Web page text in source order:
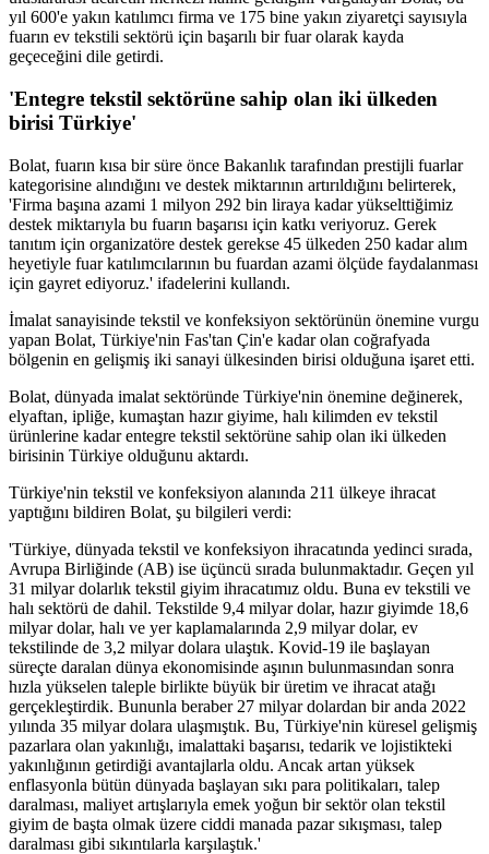
yıl 600'e yakın katılımcı firma ve 175 bine yakın ziyaretçi sayısıyla
fuarın ev tekstili sektörü için başarılı bir fuar olarak kayda
geçeceğini dile getirdi.
'Entegre tekstil sektörüne sahip olan iki ülkeden
birisi Türkiye'
Bolat, fuarın kısa bir süre önce Bakanlık tarafından prestijli fuarlar
kategorisine alındığını ve destek miktarının artırıldığını belirterek,
'Firma başına azami 1 milyon 292 bin liraya kadar yükselttiğimiz
destek miktarıyla bu fuarın başarısı için katkı veriyoruz. Gerek
tanıtım için organizatöre destek gerekse 45 ülkeden 250 kadar alım
heyetiyle fuar katılımcılarının bu fuardan azami ölçüde faydalanması
için gayret ediyoruz.' ifadelerini kullandı.
İmalat sanayisinde tekstil ve konfeksiyon sektörünün önemine vurgu
yapan Bolat, Türkiye'nin Fas'tan Çin'e kadar olan coğrafyada
bölgenin en gelişmiş iki sanayi ülkesinden birisi olduğuna işaret etti.
Bolat, dünyada imalat sektöründe Türkiye'nin önemine değinerek,
elyaftan, ipliğe, kumaştan hazır giyime, halı kilimden ev tekstil
ürünlerine kadar entegre tekstil sektörüne sahip olan iki ülkeden
birisinin Türkiye olduğunu aktardı.
Türkiye'nin tekstil ve konfeksiyon alanında 211 ülkeye ihracat
yaptığını bildiren Bolat, şu bilgileri verdi:
'Türkiye, dünyada tekstil ve konfeksiyon ihracatında yedinci sırada,
Avrupa Birliğinde (AB) ise üçüncü sırada bulunmaktadır. Geçen yıl
31 milyar dolarlık tekstil giyim ihracatımız oldu. Buna ev tekstili ve
halı sektörü de dahil. Tekstilde 9,4 milyar dolar, hazır giyimde 18,6
milyar dolar, halı ve yer kaplamalarında 2,9 milyar dolar, ev
tekstilinde de 3,2 milyar dolara ulaştık. Kovid-19 ile başlayan
süreçte daralan dünya ekonomisinde aşının bulunmasından sonra
hızla yükselen taleple birlikte büyük bir üretim ve ihracat atağı
gerçekleştirdik. Bununla beraber 27 milyar dolardan bir anda 2022
yılında 35 milyar dolara ulaşmıştık. Bu, Türkiye'nin küresel gelişmiş
pazarlara olan yakınlığı, imalattaki başarısı, tedarik ve lojistikteki
yakınlığının getirdiği avantajlarla oldu. Ancak artan yüksek
enflasyonla bütün dünyada başlayan sıkı para politikaları, talep
daralması, maliyet artışlarıyla emek yoğun bir sektör olan tekstil
giyim de başta olmak üzere ciddi manada pazar sıkışması, talep
daralması gibi sıkıntılarla karşılaştık.'